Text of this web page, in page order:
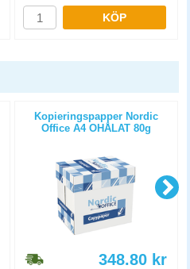
KÖP
Kopieringspapper Nordic
Office A4 OHÅLAT 80g
348.80 kr